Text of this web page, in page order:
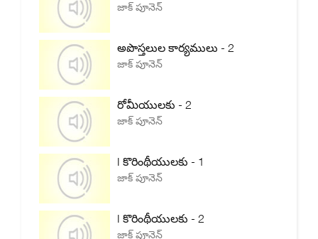
జాక్ పూనెన్
అపొస్తలుల కార్యములు - 2
జాక్ పూనెన్
రోమీయులకు - 2
జాక్ పూనెన్
I కొరింథీయులకు - 1
జాక్ పూనెన్
I కొరింథీయులకు - 2
జాక్ పూనెన్